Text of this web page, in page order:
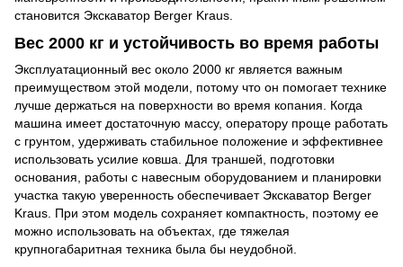
становится Экскаватор Berger Kraus.
Вес 2000 кг и устойчивость во время работы
Эксплуатационный вес около 2000 кг является важным
преимуществом этой модели, потому что он помогает технике
лучше держаться на поверхности во время копания. Когда
машина имеет достаточную массу, оператору проще работать
с грунтом, удерживать стабильное положение и эффективнее
использовать усилие ковша. Для траншей, подготовки
основания, работы с навесным оборудованием и планировки
участка такую уверенность обеспечивает Экскаватор Berger
Kraus. При этом модель сохраняет компактность, поэтому ее
можно использовать на объектах, где тяжелая
крупногабаритная техника была бы неудобной.